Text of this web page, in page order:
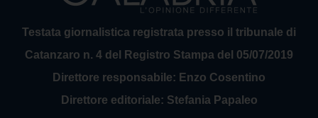
Testata giornalistica registrata presso il tribunale di
Catanzaro n. 4 del Registro Stampa del 05/07/2019
Direttore responsabile: Enzo Cosentino
Direttore editoriale: Stefania Papaleo